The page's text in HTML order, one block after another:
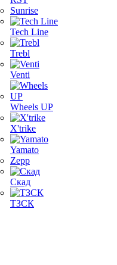
Sunrise
Tech Line
Trebl
Venti
Wheels UP
X'trike
Yamato
Zepp
Скад
ТЗСК